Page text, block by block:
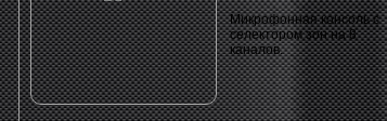
Микрофонная консоль с
селектором зон на 8
каналов.